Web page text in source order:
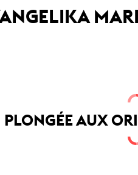
PLONGÉE AUX